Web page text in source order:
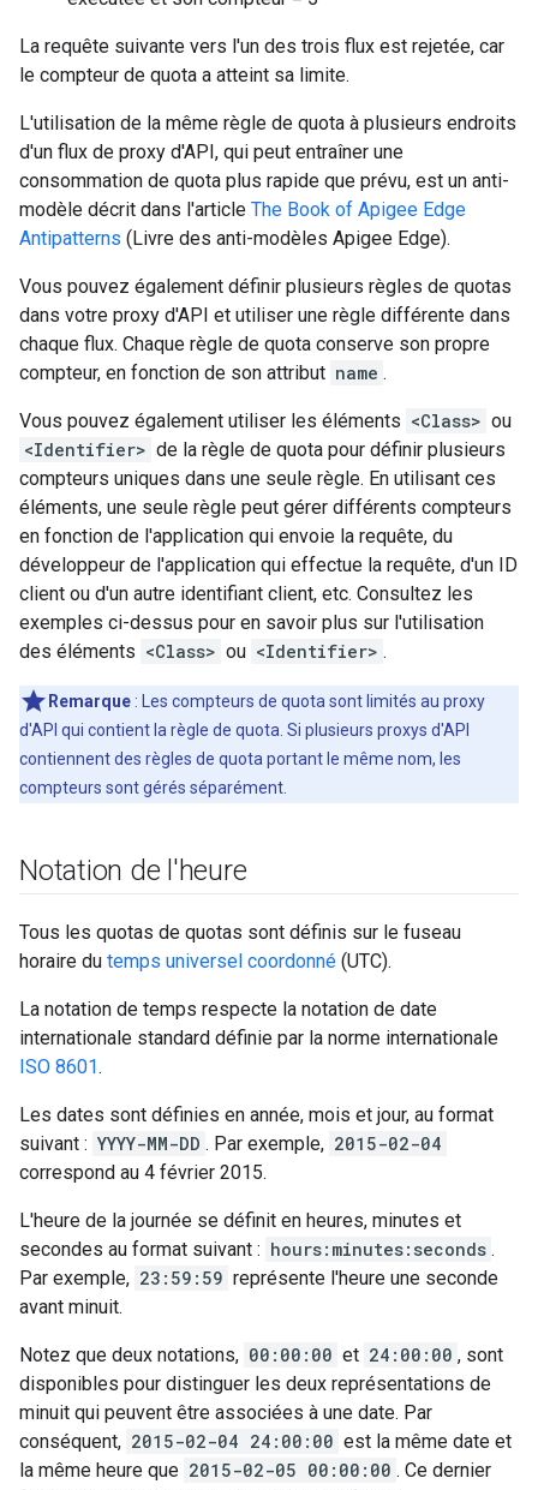
La requête suivante vers l'un des trois flux est rejetée, car
le compteur de quota a atteint sa limite.
L'utilisation de la même règle de quota à plusieurs endroits
d'un flux de proxy d'API, qui peut entraîner une
consommation de quota plus rapide que prévu, est un anti-
modèle décrit dans l'article The Book of Apigee Edge
Antipatterns (Livre des anti-modèles Apigee Edge).
Vous pouvez également définir plusieurs règles de quotas
dans votre proxy d'API et utiliser une règle différente dans
chaque flux. Chaque règle de quota conserve son propre
compteur, en fonction de son attribut name .
Vous pouvez également utiliser les éléments <Class> ou
<Identifier> de la règle de quota pour définir plusieurs
compteurs uniques dans une seule règle. En utilisant ces
éléments, une seule règle peut gérer différents compteurs
en fonction de l'application qui envoie la requête, du
développeur de l'application qui effectue la requête, d'un ID
client ou d'un autre identifiant client, etc. Consultez les
exemples ci-dessus pour en savoir plus sur l'utilisation
des éléments <Class> ou <Identifier> .
Remarque : Les compteurs de quota sont limités au proxy
d'API qui contient la règle de quota. Si plusieurs proxys d'API
contiennent des règles de quota portant le même nom, les
compteurs sont gérés séparément.
Notation de l'heure
Tous les quotas de quotas sont définis sur le fuseau
horaire du temps universel coordonné (UTC).
La notation de temps respecte la notation de date
internationale standard définie par la norme internationale
ISO 8601.
Les dates sont définies en année, mois et jour, au format
suivant : YYYY-MM-DD . Par exemple, 2015-02-04
correspond au 4 février 2015.
L'heure de la journée se définit en heures, minutes et
secondes au format suivant : hours:minutes:seconds .
Par exemple, 23:59:59 représente l'heure une seconde
avant minuit.
Notez que deux notations, 00:00:00 et 24:00:00 , sont
disponibles pour distinguer les deux représentations de
minuit qui peuvent être associées à une date. Par
conséquent, 2015-02-04 24:00:00 est la même date et
la même heure que 2015-02-05 00:00:00 . Ce dernier